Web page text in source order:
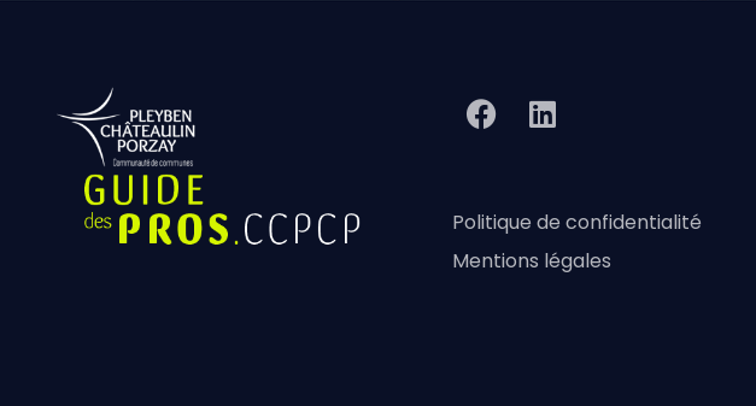
Politique de confidentialité
Mentions légales